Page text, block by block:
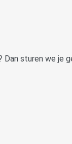
Dan sturen we je